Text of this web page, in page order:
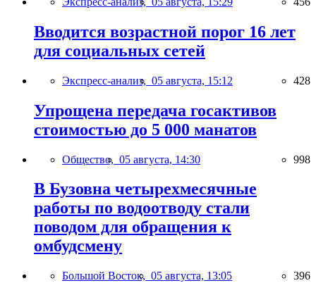
Вводится возрастной порог 16 лет
для социальных сетей
Экспресс-анализ, 05 августа, 15:12 428
Упрощена передача госактивов
стоимостью до 5 000 манатов
Общество, 05 августа, 14:30 998
В Бузовна четырехмесячные
работы по водоотводу стали
поводом для обращения к
омбудсмену
Большой Восток, 05 августа, 13:05 396